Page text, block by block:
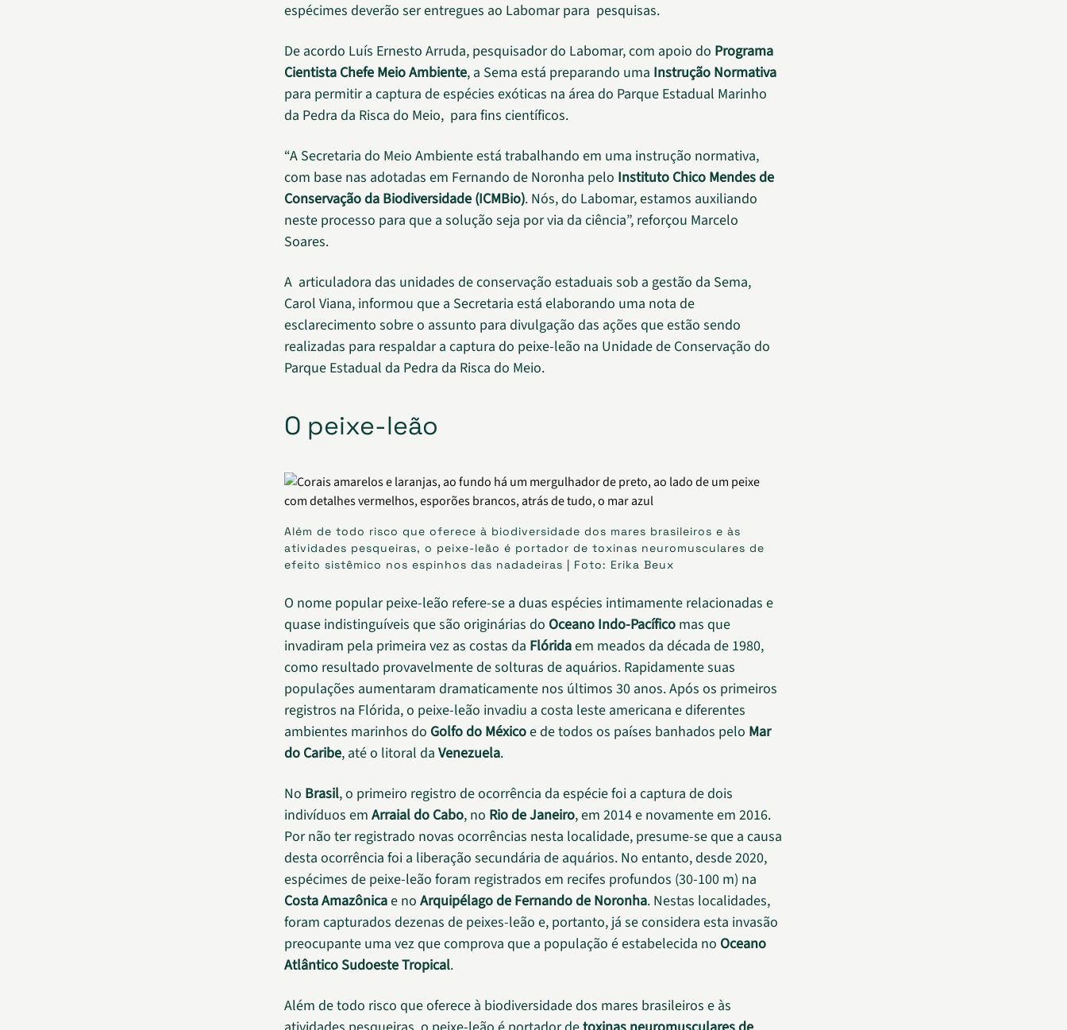
espécimes deverão ser entregues ao Labomar para pesquisas.
De acordo Luís Ernesto Arruda, pesquisador do Labomar, com apoio do Programa
Cientista Chefe Meio Ambiente, a Sema está preparando uma Instrução Normativa
para permitir a captura de espécies exóticas na área do Parque Estadual Marinho
da Pedra da Risca do Meio, para fins científicos.
“A Secretaria do Meio Ambiente está trabalhando em uma instrução normativa,
com base nas adotadas em Fernando de Noronha pelo Instituto Chico Mendes de
Conservação da Biodiversidade (ICMBio). Nós, do Labomar, estamos auxiliando
neste processo para que a solução seja por via da ciência”, reforçou Marcelo
Soares.
A articuladora das unidades de conservação estaduais sob a gestão da Sema,
Carol Viana, informou que a Secretaria está elaborando uma nota de
esclarecimento sobre o assunto para divulgação das ações que estão sendo
realizadas para respaldar a captura do peixe-leão na Unidade de Conservação do
Parque Estadual da Pedra da Risca do Meio.
O peixe-leão
Além de todo risco que oferece à biodiversidade dos mares brasileiros e às
atividades pesqueiras, o peixe-leão é portador de toxinas neuromusculares de
efeito sistêmico nos espinhos das nadadeiras | Foto: Erika Beux
O nome popular peixe-leão refere-se a duas espécies intimamente relacionadas e
quase indistinguíveis que são originárias do Oceano Indo-Pacífico mas que
invadiram pela primeira vez as costas da Flóridaem meados da década de 1980,
como resultado provavelmente de solturas de aquários. Rapidamente suas
populações aumentaram dramaticamente nos últimos 30 anos. Após os primeiros
registros na Flórida, o peixe-leão invadiu a costa leste americana e diferentes
ambientes marinhos do Golfo do Méxicoe de todos os países banhados pelo Mar
do Caribe, até o litoral da Venezuela.
No Brasil, o primeiro registro de ocorrência da espécie foi a captura de dois
indivíduos em Arraial do Cabo, no Rio de Janeiro, em 2014 e novamente em 2016.
Por não ter registrado novas ocorrências nesta localidade, presume-se que a causa
desta ocorrência foi a liberação secundária de aquários. No entanto, desde 2020,
espécimes de peixe-leão foram registrados em recifes profundos (30-100 m) na
Costa Amazônicae no Arquipélago de Fernando de Noronha. Nestas localidades,
foram capturados dezenas de peixes-leão e, portanto, já se considera esta invasão
preocupante uma vez que comprova que a população é estabelecida no Oceano
Atlântico Sudoeste Tropical.
Além de todo risco que oferece à biodiversidade dos mares brasileiros e às